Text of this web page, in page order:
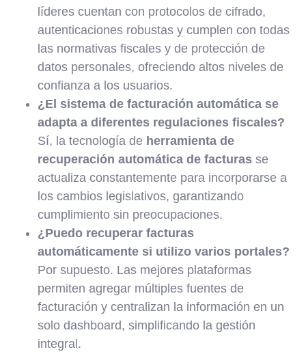
líderes cuentan con protocolos de cifrado,
autenticaciones robustas y cumplen con todas
las normativas fiscales y de protección de
datos personales, ofreciendo altos niveles de
confianza a los usuarios.
¿El sistema de facturación automática se
adapta a diferentes regulaciones fiscales?
Sí, la tecnología de herramienta de
recuperación automática de facturas se
actualiza constantemente para incorporarse a
los cambios legislativos, garantizando
cumplimiento sin preocupaciones.
¿Puedo recuperar facturas
automáticamente si utilizo varios portales?
Por supuesto. Las mejores plataformas
permiten agregar múltiples fuentes de
facturación y centralizan la información en un
solo dashboard, simplificando la gestión
integral.